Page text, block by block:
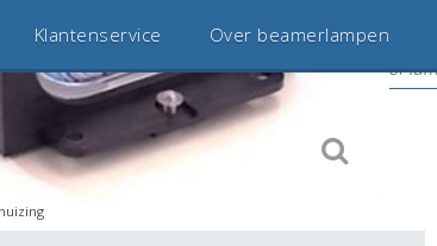
Klantbeoordeling 9,0
Bekijk alle 1000+ reviews
Klantenservice Over beamerlampen
20 jaar betrouwbaar en ervaren